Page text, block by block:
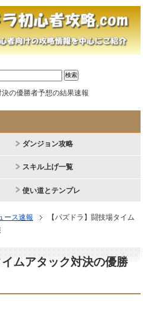
決の優勝者予想の結果速報
ダンジョン攻略
スキル上げ一覧
使い道とテンプレ
ース速報
【パズドラ】闘技場タイム
ムアタック対決の優勝